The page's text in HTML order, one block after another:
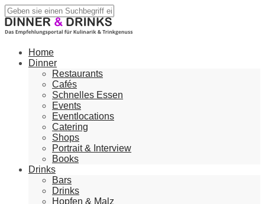
Home
Dinner
Restaurants
Cafés
Schnelles Essen
Events
Eventlocations
Catering
Shops
Portrait & Interview
Books
Drinks
Bars
Drinks
Hopfen & Malz